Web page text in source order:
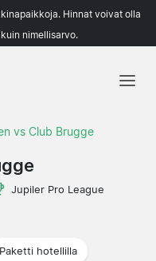
Hinnat voivat olla
nimellisarvo.
vs Club Brugge
Jupiler Pro League
Paketti hotellilla